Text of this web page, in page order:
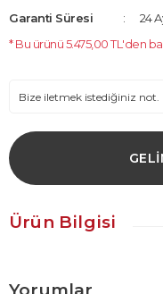
Garanti Süresi
24
* Bu ürünü 5.475,00 TL'den
Ürün Bilgisi